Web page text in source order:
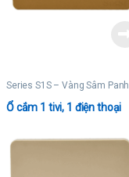
Series S1S – Vàng Sâm Panh
Ổ cắm 1 tivi, 1 điện thoại